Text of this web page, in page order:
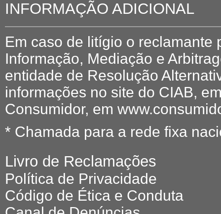
INFORMAÇÃO ADICIONAL
Em caso de litígio o reclamante
Informação, Mediação e
entidade de Resolução
informações no site do CIAB,
Consumidor, em
* Chamada para a rede fixa
Livro de Reclamações
Política de Privacidade
Código de Ética e Conduta